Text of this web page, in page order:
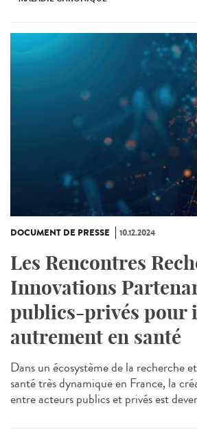
DOCUMENT DE PRESSE 10.12.2024
Les Rencontres
Innovations
publics-privés pour
autrement en santé
Dans un écosystème de la recherche
santé très dynamique en France, la
entre acteurs publics et privés est